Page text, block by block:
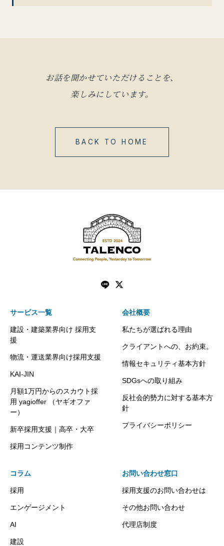
お話を聞かせていただけることを、
楽しみにしています。
BACK TO HOME
サービス一覧
建設・建築業界向け 採用支
援
物流・運送業界向け採用支援
KAI-JIN
月額1万円からのスカウト採
用 yagioffer （ヤギオファ
ー）
新卒採用支援｜高卒・大卒
採用コンテンツ制作
会社概要
私たちが選ばれる理由
クライアントへの、お約束。
情報セキュリティ基本方針
SDGsへの取り組み
反社会的勢力に対する基本方
針
プライバシーポリシー
コラム
採用
エンゲージメント
AI
建設
お問い合わせ窓口
採用支援のお問い合わせは
その他お問い合わせ
代理店制度